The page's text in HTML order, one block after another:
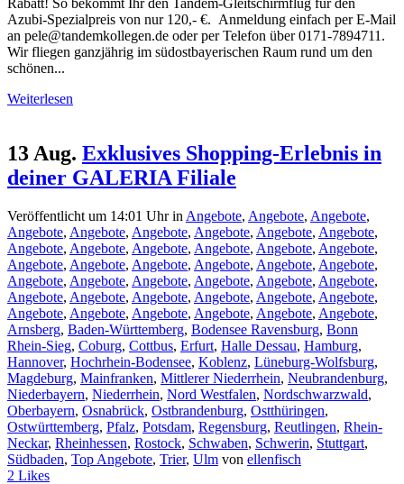
Azubi-Spezialpreis von nur 120,- €. Anmeldung einfach per E-Mail
an pele@tandemkollegen.de oder per Telefon über 0171-7894711.
Wir fliegen ganzjährig im südostbayerischen Raum rund um den
schönen...
Weiterlesen
13 Aug. Exklusives Shopping-Erlebnis in
deiner GALERIA Filiale
Veröffentlicht um 14:01 Uhrin Angebote, Angebote, Angebote,
Angebote, Angebote, Angebote, Angebote, Angebote, Angebote,
Angebote, Angebote, Angebote, Angebote, Angebote, Angebote,
Angebote, Angebote, Angebote, Angebote, Angebote, Angebote,
Angebote, Angebote, Angebote, Angebote, Angebote, Angebote,
Angebote, Angebote, Angebote, Angebote, Angebote, Angebote,
Angebote, Angebote, Angebote, Angebote, Angebote, Angebote,
Arnsberg, Baden-Württemberg, Bodensee Ravensburg, Bonn
Rhein-Sieg, Coburg, Cottbus, Erfurt, Halle Dessau, Hamburg,
Hannover, Hochrhein-Bodensee, Koblenz, Lüneburg-Wolfsburg,
Magdeburg, Mainfranken, Mittlerer Niederrhein, Neubrandenburg,
Niederbayern, Niederrhein, Nord Westfalen, Nordschwarzwald,
Oberbayern, Osnabrück, Ostbrandenburg, Ostthüringen,
Ostwürttemberg, Pfalz, Potsdam, Regensburg, Reutlingen, Rhein-
Neckar, Rheinhessen, Rostock, Schwaben, Schwerin, Stuttgart,
Südbaden, Top Angebote, Trier, Ulm von ellenfisch
2 Likes